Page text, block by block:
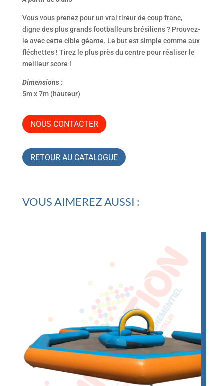
Vous vous prenez pour un vrai tireur de coup franc,
digne des plus grands footballeurs brésiliens ? Prouvez-
le avec cette cible géante. Le but est simple comme aux
fléchettes ! Tirez le plus près du centre pour réaliser le
meilleur score !
Dimensions :
5m x 7m (hauteur)
NOUS CONTACTER
RETOUR AU CATALOGUE
VOUS AIMEREZ AUSSI :